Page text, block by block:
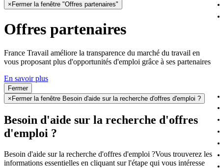
× Fermer la fenêtre "Offres partenaires"
Offres partenaires
France Travail améliore la transparence du marché du travail en
vous proposant plus d'opportunités d'emploi grâce à ses partenaires
En savoir plus
Fermer
× Fermer la fenêtre Besoin d'aide sur la recherche d'offres d'emploi ?
Besoin d'aide sur la recherche d'offres
d'emploi ?
Besoin d'aide sur la recherche d'offres d'emploi ?Vous trouverez les
informations essentielles en cliquant sur l'étape qui vous intéresse